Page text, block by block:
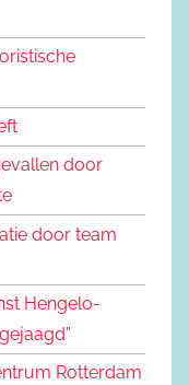
door
door team
Hengelo-
Rotterdam